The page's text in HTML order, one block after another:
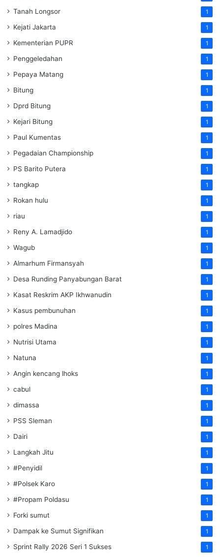
Tanah Longsor 1
Kejati Jakarta 1
Kementerian PUPR 1
Penggeledahan 1
Pepaya Matang 1
Bitung 1
Dprd Bitung 1
Kejari Bitung 1
Paul Kumentas 1
Pegadaian Championship 1
PS Barito Putera 1
tangkap 1
Rokan hulu 1
riau 1
Reny A. Lamadjido 1
Wagub 1
Almarhum Firmansyah 1
Desa Runding Panyabungan Barat 1
Kasat Reskrim AKP Ikhwanudin 1
Kasus pembunuhan 1
polres Madina 1
Nutrisi Utama 1
Natuna 1
Angin kencang lhoks 1
cabul 1
dimassa 1
PSS Sleman 1
Dairi 1
Langkah Jitu 1
#Penyidil 1
#Polsek Karo 1
#Propam Poldasu 1
Forki sumut 1
Dampak ke Sumut Signifikan 1
Sprint Rally 2026 Seri 1 Sukses 1